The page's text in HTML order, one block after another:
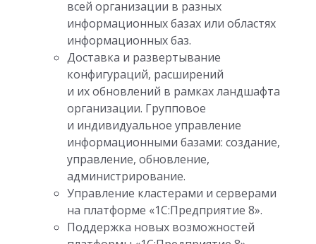
всей организации в разных
информационных базах или областях
информационных баз.
Доставка и развертывание
конфигураций, расширений
и их обновлений в рамках ландшафта
организации. Групповое
и индивидуальное управление
информационными базами: создание,
управление, обновление,
администрирование.
Управление кластерами и серверами
на платформе «1С:Предприятие 8».
Поддержка новых возможностей